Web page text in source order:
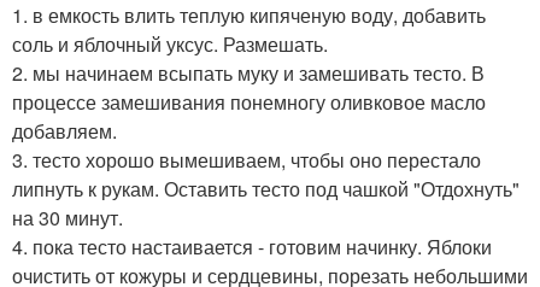
1. в емкость влить теплую кипяченую воду, добавить
соль и яблочный уксус. Размешать.
2. мы начинаем всыпать муку и замешивать тесто. В
процессе замешивания понемногу оливковое масло
добавляем.
3. тесто хорошо вымешиваем, чтобы оно перестало
липнуть к рукам. Оставить тесто под чашкой "Отдохнуть"
на 30 минут.
4. пока тесто настаивается - готовим начинку. Яблоки
очистить от кожуры и сердцевины, порезать небольшими